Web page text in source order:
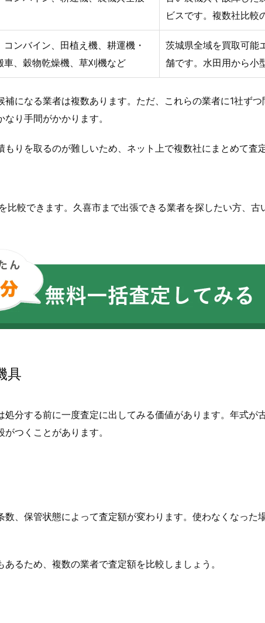
ビスです。複数社比較
コンバイン、田植え機、耕運機・
車、穀物乾燥機、草刈機など
茨城県全域を買取可能
舗です。水田用から小
補になる業者は複数あります。ただ、これらの業者に1社ず
り手間がかかります。
りを取るのが難しいため、ネット上で複数社にまとめて査
較できます。久喜市まで出張できる業者を探したい方、古
具
分する前に一度査定に出してみる価値があります。年式が
つくことがあります。
、保管状態によって査定額が変わります。使わなくなった
るため、複数の業者で査定額を比較しましょう。